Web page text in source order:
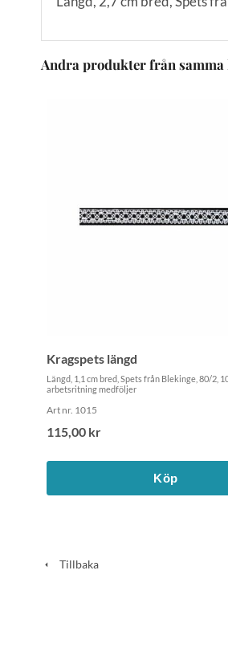
Andra produkter från samma
Kragspets längd
Längd, 1,1 cm bred, Spets från Blekinge, 80/2,
arbetsritning medföljer
Art nr. 1015
115,00 kr
Köp
Tillbaka